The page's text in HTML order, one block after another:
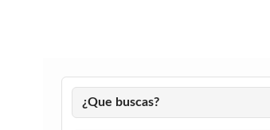
¿Que buscas?